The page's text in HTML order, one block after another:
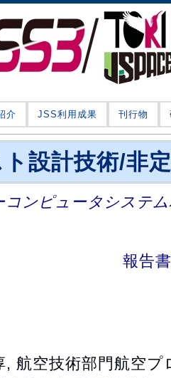
介 JSS利用成果 刊行物
ト設計技術/非
ンピュータシステ
報告
, 航空技術部門航空